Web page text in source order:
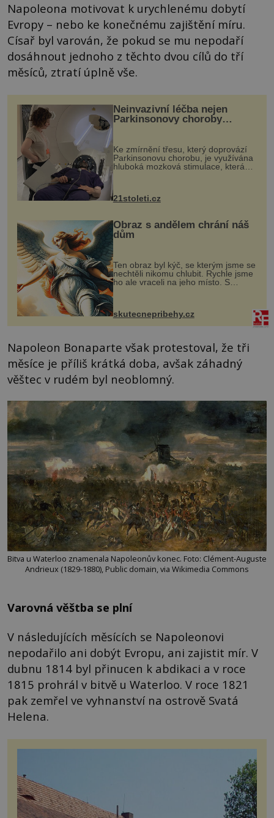
Napoleona motivovat k urychlenému dobytí
Evropy – nebo ke konečnému zajištění míru.
Císař byl varován, že pokud se mu nepodaří
dosáhnout jednoho z těchto dvou cílů do tří
měsíců, ztratí úplně vše.
Neinvazivní léčba nejen
Parkinsonovy choroby
Ke zmírnění třesu, který doprovází
Parkinsonovu chorobu, je využívána
hluboká mozková stimulace, která
však vyžaduje vysoce invazivní
k dostatečně přesnému zacílení ...
21stoleti.cz
Obraz s andělem chrání náš
dům
Ten obraz byl kýč, se kterým jsme se
nechtěli nikomu chlubit. Rychle jsme
ho ale vraceli na jeho místo. S
manželem Vaškem jsme si pořídili
chaloupku, takový domek na severu
Čech, kde jsme si naplánova...
skutecnepribehy.cz
Napoleon Bonaparte však protestoval, že tři
měsíce je příliš krátká doba, avšak záhadný
věštec v rudém byl neoblomný.
Bitva u Waterloo znamenala Napoleonův konec. Foto: Clément-Auguste
Andrieux (1829-1880), Public domain, via Wikimedia Commons
Varovná věštba se plní
V následujících měsících se Napoleonovi
nepodařilo ani dobýt Evropu, ani zajistit mír. V
dubnu 1814 byl přinucen k abdikaci a v roce
1815 prohrál v bitvě u Waterloo. V roce 1821
pak zemřel ve vyhnanství na ostrově Svatá
Helena.